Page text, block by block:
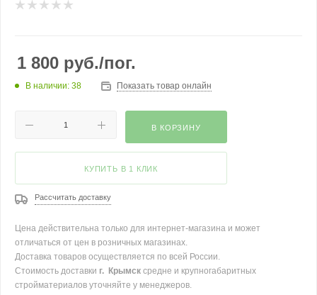
1 800 руб./пог.
В наличии: 38 Показать товар онлайн
В КОРЗИНУ
КУПИТЬ В 1 КЛИК
Рассчитать доставку
Цена действительна только для интернет-магазина и может
отличаться от цен в розничных магазинах.
Доставка товаров осуществляется по всей России.
Стоимость доставки г. Крымск средне и крупногабаритных
стройматериалов уточняйте у менеджеров.